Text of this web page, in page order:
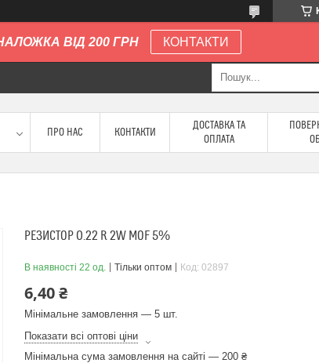
ВІД 200 ГРН КОНТАКТИ
ПРО НАС КОНТАКТИ
ДОСТАВКА ТА
ОПЛАТА
РЕЗИСТОР 0.22 R 2W MOF 5%
В наявності 22 од. Тільки оптом Код: 02897
6,40 ₴
Мінімальне замовлення — 5 шт.
Показати всі оптові ціни
Мінімальна сума замовлення на сайті — 200 ₴